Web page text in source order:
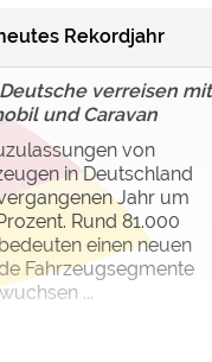
Rekordjahr
verreisen mit
und Caravan
von
in Deutschland
Jahr um
Rund 81.000
einen neuen
Fahrzeugsegmente
wuchsen ...